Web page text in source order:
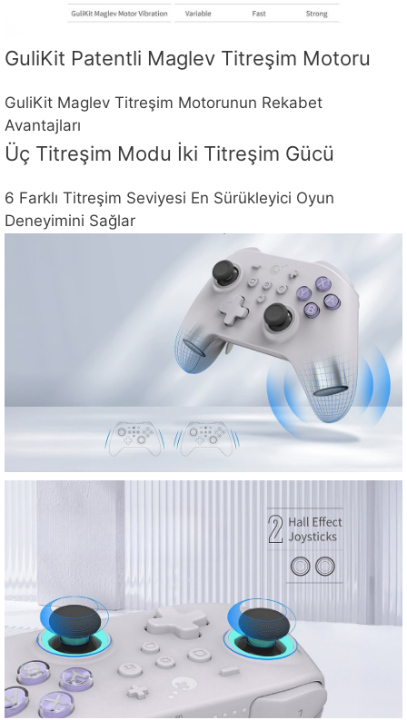
GuliKit Patentli Maglev Titreşim Motoru
GuliKit Maglev Titreşim Motorunun Rekabet
Avantajları
Üç Titreşim Modu İki Titreşim Gücü
6 Farklı Titreşim Seviyesi En Sürükleyici Oyun
Deneyimini Sağlar